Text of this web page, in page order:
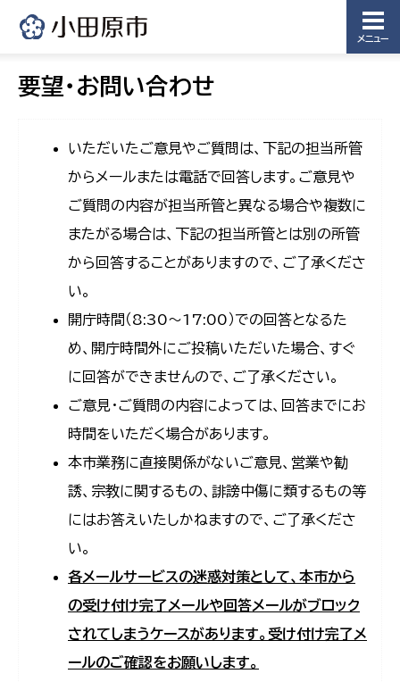
メニュー
要望・お問い合わせ
いただいたご意見やご質問は、下記の担当所管
からメールまたは電話で回答します。ご意見や
ご質問の内容が担当所管と異なる場合や複数に
またがる場合は、下記の担当所管とは別の所管
から回答することがありますので、ご了承くださ
い。
開庁時間（8:30〜17:00）での回答となるた
め、開庁時間外にご投稿いただいた場合、すぐ
に回答ができませんので、ご了承ください。
ご意見・ご質問の内容によっては、回答までにお
時間をいただく場合があります。
本市業務に直接関係がないご意見、営業や勧
誘、宗教に関するもの、誹謗中傷に類するもの等
にはお答えいたしかねますので、ご了承くださ
い。
各メールサービスの迷惑対策として、本市から
の受け付け完了メールや回答メールがブロック
されてしまうケースがあります。受け付け完了メ
ールのご確認をお願いします。